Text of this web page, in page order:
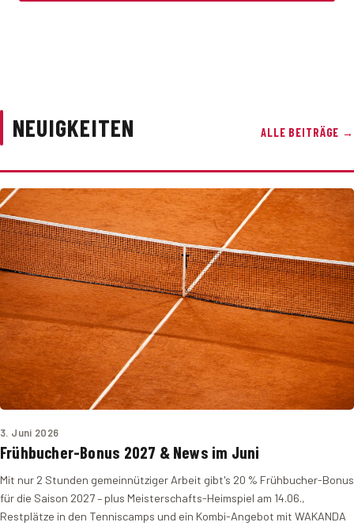
NEUIGKEITEN ALLE BEITRÄGE →
3. Juni 2026
Frühbucher-Bonus 2027 & News im Juni
Mit nur 2 Stunden gemeinnütziger Arbeit gibt's 20 % Frühbucher-Bonus
für die Saison 2027 – plus Meisterschafts-Heimspiel am 14.06.,
Restplätze in den Tenniscamps und ein Kombi-Angebot mit WAKANDA